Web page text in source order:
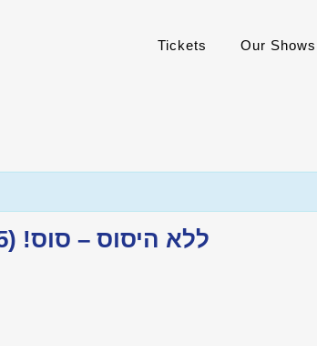
Tickets Our Shows
ללא היסוס – סוס! (5+) | הצגה אורחת @ סטודיו דוואי